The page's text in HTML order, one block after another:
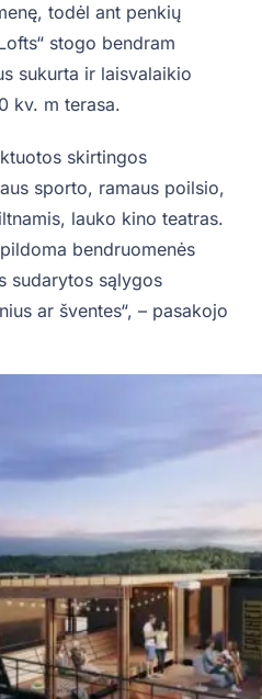
todėl ant penkių
stogo bendram
sukurta ir laisvalaikio
kv. m terasa.
skirtingos
sporto, ramaus poilsio,
lauko kino teatras.
bendruomenės
sudarytos sąlygos
ar šventes“, – pasakojo